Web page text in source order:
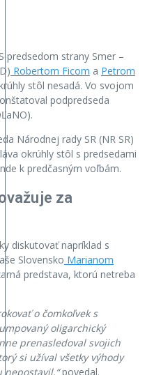
predsedom strany Smer –
Robertom Ficom a Petrom
stôl nesadá. Vo svojom
podpredseda
Národnej rady SR (NR SR)
okrúhly stôl s predsedami
k predčasným voľbám.
za
diskutovať napríklad s
Slovensko Marianom
predstava, ktorú netreba
o čomkoľvek s
oligarchický
prenasledoval svojich
si užíval všetky výhody
nepostavil,“povedal.